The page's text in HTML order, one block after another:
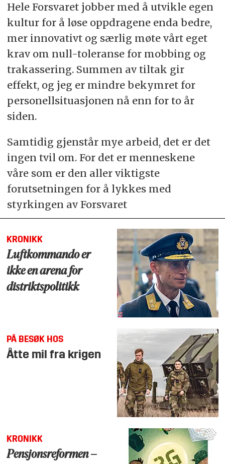
Hele Forsvaret jobber med å utvikle egen
kultur for å løse oppdragene enda bedre,
mer innovativt og særlig møte vårt eget
krav om null-toleranse for mobbing og
trakassering. Summen av tiltak gir
effekt, og jeg er mindre bekymret for
personellsituasjonen nå enn for to år
siden.
Samtidig gjenstår mye arbeid, det er det
ingen tvil om. For det er menneskene
våre som er den aller viktigste
forutsetningen for å lykkes med
styrkingen av Forsvaret
KRONIKK
Luftkommando er
ikke en arena for
distriktspolitikk
PÅ BESØK HOS
Åtte mil fra krigen
KRONIKK
Pensjonsreformen –